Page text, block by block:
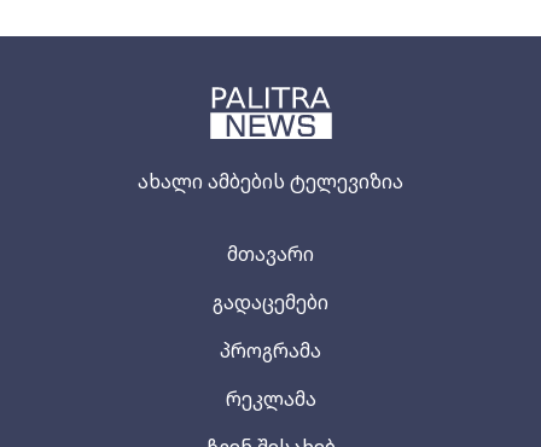
ახალი ამბების ტელევიზია
მთავარი
გადაცემები
პროგრამა
რეკლამა